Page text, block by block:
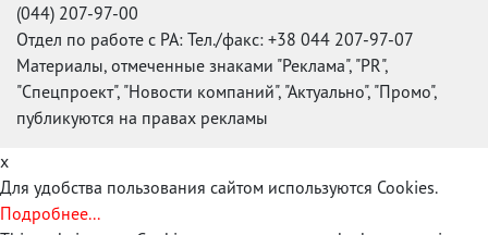
(044) 207-97-00
Отдел по работе с РА: Тел./факс: +38 044 207-97-07
Материалы, отмеченные знаками "Реклама", "PR",
"Спецпроект", "Новости компаний", "Актуально", "Промо",
публикуются на правах рекламы
x
Для удобства пользования сайтом используются Cookies.
Подробнее...